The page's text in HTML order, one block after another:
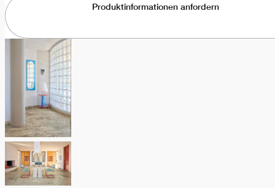
Produktinformationen anfordern